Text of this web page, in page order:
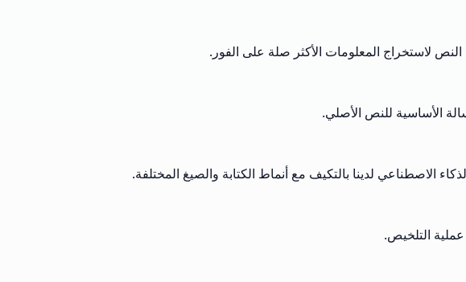
لاستخراج المعلومات الأكثر صلة على الفور.
الأساسية للنص الأصلي.
الاصطناعي لدينا بالتكيف مع أنماط الكتابة والصيغ المختلفة.
التلخيص.